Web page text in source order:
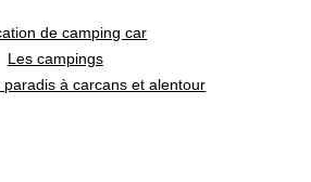
de camping car
Les campings
paradis à carcans et alentour